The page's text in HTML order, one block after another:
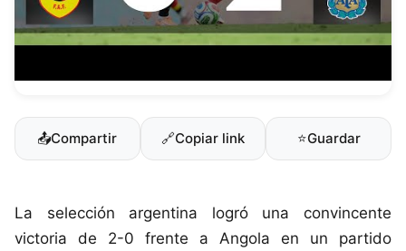
📤Compartir 🔗Copiar link ⭐Guardar
La selección argentina logró una convincente
victoria de 2-0 frente a Angola en un partido